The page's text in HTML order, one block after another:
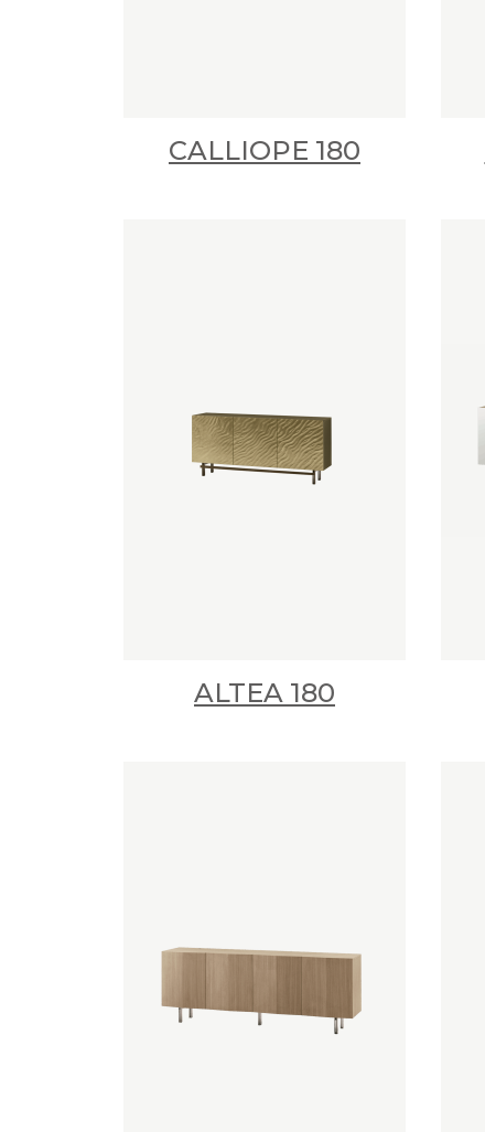
CALLIOPE 180
ALTEA 180